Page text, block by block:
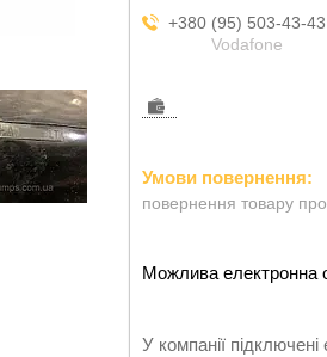
+380 (95) 503-43-43
Vodafone
повернення товару
У компанії